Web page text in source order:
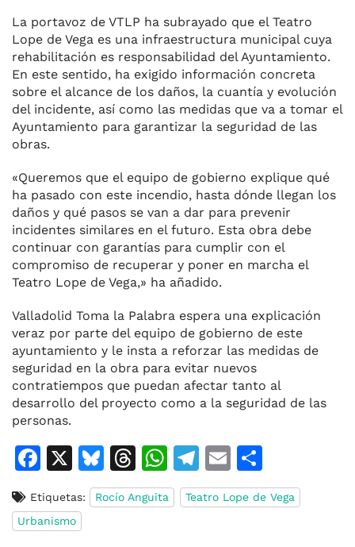
La portavoz de VTLP ha subrayado que el Teatro
Lope de Vega es una infraestructura municipal cuya
rehabilitación es responsabilidad del Ayuntamiento.
En este sentido, ha exigido información concreta
sobre el alcance de los daños, la cuantía y evolución
del incidente, así como las medidas que va a tomar el
Ayuntamiento para garantizar la seguridad de las
obras.
«Queremos que el equipo de gobierno explique qué
ha pasado con este incendio, hasta dónde llegan los
daños y qué pasos se van a dar para prevenir
incidentes similares en el futuro. Esta obra debe
continuar con garantías para cumplir con el
compromiso de recuperar y poner en marcha el
Teatro Lope de Vega,» ha añadido.
Valladolid Toma la Palabra espera una explicación
veraz por parte del equipo de gobierno de este
ayuntamiento y le insta a reforzar las medidas de
seguridad en la obra para evitar nuevos
contratiempos que puedan afectar tanto al
desarrollo del proyecto como a la seguridad de las
personas.
F
c
e
X
Bl
u
e
T
h
re
W
h
at
T
el
e
E
m
ai
o
m
Etiquetas: Rocío Anguita
Teatro Lope de Vega
Urbanismo